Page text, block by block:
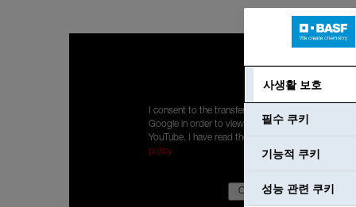
I consent to the transfer of my personal data to
Google in order to view content displayed by
YouTube. I have read the privacy policy:Privacy
policy
사생활 보호
필수 쿠키
기능적 쿠키
성능 관련 쿠키